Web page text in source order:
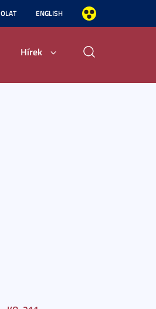
ENGLISH
Hírek